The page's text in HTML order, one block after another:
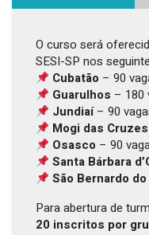
O curso será
SESI-SP nos
Cubatão – 90
Guarulhos – 180
Jundiaí– 90
Mogi das Cruzes
Osasco – 90
Santa Bárbara
São Bernardo do
Para abertura de
20 inscritos por